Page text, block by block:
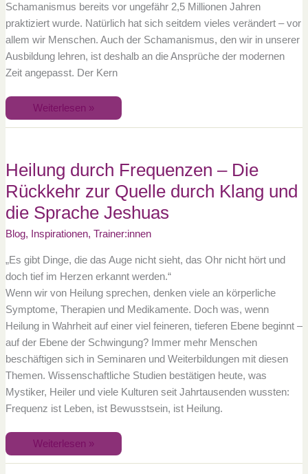
Schamanismus bereits vor ungefähr 2,5 Millionen Jahren
praktiziert wurde. Natürlich hat sich seitdem vieles verändert – vor
allem wir Menschen. Auch der Schamanismus, den wir in unserer
Ausbildung lehren, ist deshalb an die Ansprüche der modernen
Zeit angepasst. Der Kern
Weiterlesen »
Heilung durch Frequenzen – Die
Rückkehr zur Quelle durch Klang und
die Sprache Jeshuas
Blog, Inspirationen, Trainer:innen
„Es gibt Dinge, die das Auge nicht sieht, das Ohr nicht hört und
doch tief im Herzen erkannt werden.“
Wenn wir von Heilung sprechen, denken viele an körperliche
Symptome, Therapien und Medikamente. Doch was, wenn
Heilung in Wahrheit auf einer viel feineren, tieferen Ebene beginnt –
auf der Ebene der Schwingung? Immer mehr Menschen
beschäftigen sich in Seminaren und Weiterbildungen mit diesen
Themen. Wissenschaftliche Studien bestätigen heute, was
Mystiker, Heiler und viele Kulturen seit Jahrtausenden wussten:
Frequenz ist Leben, ist Bewusstsein, ist Heilung.
–
Die
Rückkehr
zur
Quelle
durch
Klang
und
die
Jeshuas
Weiterlesen »